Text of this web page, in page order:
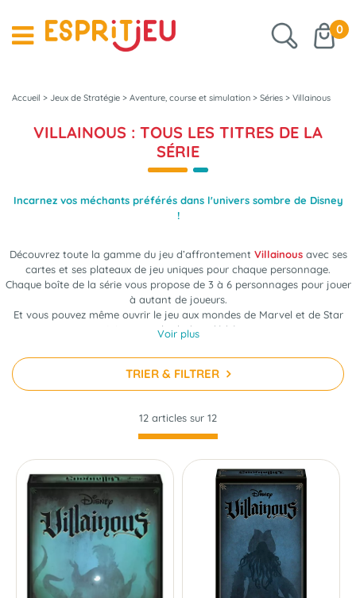
0
Accueil > Jeux de Stratégie > Aventure, course et simulation > Séries > Villainous
VILLAINOUS : TOUS LES TITRES DE LA
SÉRIE
Incarnez vos méchants préférés dans l'univers sombre de Disney
!
Découvrez toute la gamme du jeu d’affrontement Villainousavec ses
cartes et ses plateaux de jeu uniques pour chaque personnage.
Chaque boîte de la série vous propose de 3 à 6 personnages pour jouer
à autant de joueurs.
Et vous pouvez même ouvrir le jeu aux mondes de Marvel et de Star
Wars avec les boîtes dédiées.
contrant les coups de vos adversaires ?
Voir plus
TRIER & FILTRER
12 articles sur 12